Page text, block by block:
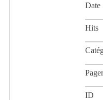
Date
Hits
ID